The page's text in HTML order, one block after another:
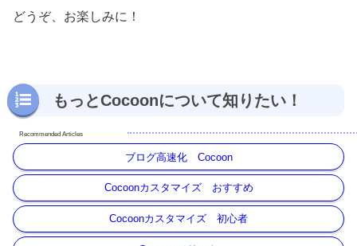
どうぞ、お楽しみに！
もっとCocoonについて知りたい！
ブログ高速化 Cocoon
Cocoonカスタマイズ おすすめ
Cocoonカスタマイズ 初心者